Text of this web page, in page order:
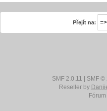
Přejít na:
SMF 2.0.11 | SMF ©
Reseller by